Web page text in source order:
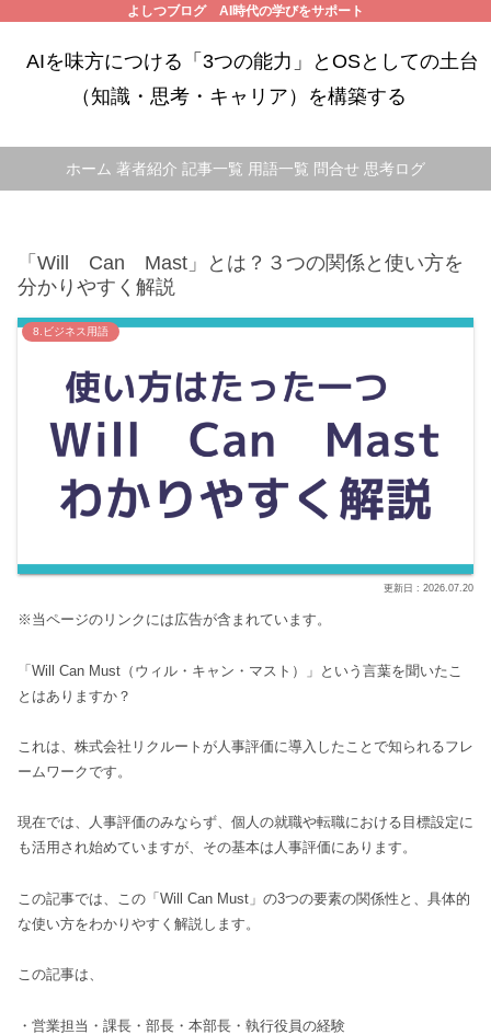
よしつブログ AI時代の学びをサポート
AIを味方につける「3つの能力」とOSとしての土台
（知識・思考・キャリア）を構築する
ホーム 著者紹介 記事一覧 用語一覧 問合せ 思考ログ
「Will Can Mast」とは？３つの関係と使い方を
分かりやすく解説
8.ビジネス用語
2026.07.20
※当ページのリンクには広告が含まれています。
「Will Can Must（ウィル・キャン・マスト）」という言葉を聞いたこ
とはありますか？
これは、株式会社リクルートが人事評価に導入したことで知られるフレ
ームワークです。
現在では、人事評価のみならず、個人の就職や転職における目標設定に
も活用され始めていますが、その基本は人事評価にあります。
この記事では、この「Will Can Must」の3つの要素の関係性と、具体的
な使い方をわかりやすく解説します。
この記事は、
・営業担当・課長・部長・本部長・執行役員の経験